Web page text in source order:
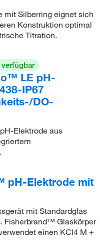
mit Silberring eignet sich
Konstruktion optimal
Titration.
LE pH-
IP67
DO-
Elektrode aus
pH-Elektrode mit
mit Standardglas
Fisherbrand™ Glaskörper
einen KCl4 M +